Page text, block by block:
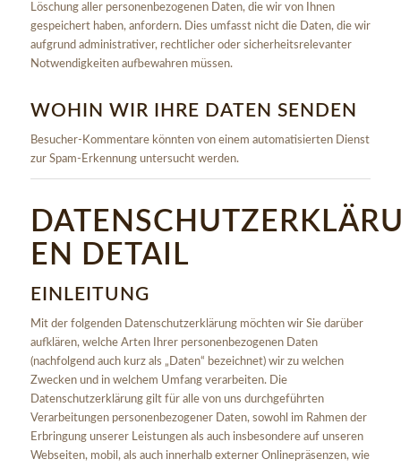
Löschung aller personenbezogenen Daten, die wir von Ihnen
gespeichert haben, anfordern. Dies umfasst nicht die Daten, die wir
aufgrund administrativer, rechtlicher oder sicherheitsrelevanter
Notwendigkeiten aufbewahren müssen.
WOHIN WIR IHRE DATEN SENDEN
Besucher-Kommentare könnten von einem automatisierten Dienst
zur Spam-Erkennung untersucht werden.
EN DETAIL
EINLEITUNG
Mit der folgenden Datenschutzerklärung möchten wir Sie darüber
aufklären, welche Arten Ihrer personenbezogenen Daten
(nachfolgend auch kurz als „Daten“ bezeichnet) wir zu welchen
Zwecken und in welchem Umfang verarbeiten. Die
Datenschutzerklärung gilt für alle von uns durchgeführten
Verarbeitungen personenbezogener Daten, sowohl im Rahmen der
Erbringung unserer Leistungen als auch insbesondere auf unseren
Webseiten, mobil, als auch innerhalb externer Onlinepräsenzen, wie